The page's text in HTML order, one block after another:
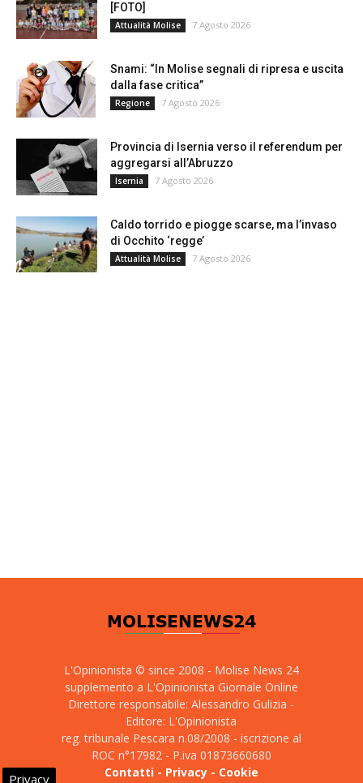
[FOTO]
Attualità Molise 7 Agosto 2026
Snami: “In Molise segnali di ripresa e uscita
dalla fase critica”
Regione 7 Agosto 2026
Provincia di Isernia verso il referendum per
aggregarsi all’Abruzzo
Isernia 7 Agosto 2026
Caldo torrido e piogge scarse, ma l’invaso
di Occhito ‘regge’
Attualità Molise 7 Agosto 2026
L'Opinionista © since 2008 - Molise News 24
supplemento a L'Opinionista Giornale Online
Direttore responsabile: Alessandro Gulizia -
Editore: L'Opinionista
reg. tribunale Pescara n.08/2008 - iscrizione al
ROC n°17982 - P.iva 01873660680
Contatti- Privacy- Cookie
Privacy